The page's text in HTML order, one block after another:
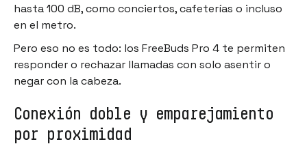
hasta 100 dB, como conciertos, cafeterías o incluso
en el metro.
Pero eso no es todo: los FreeBuds Pro 4 te permiten
responder o rechazar llamadas con solo asentir o
negar con la cabeza.
Conexión doble y emparejamiento
por proximidad